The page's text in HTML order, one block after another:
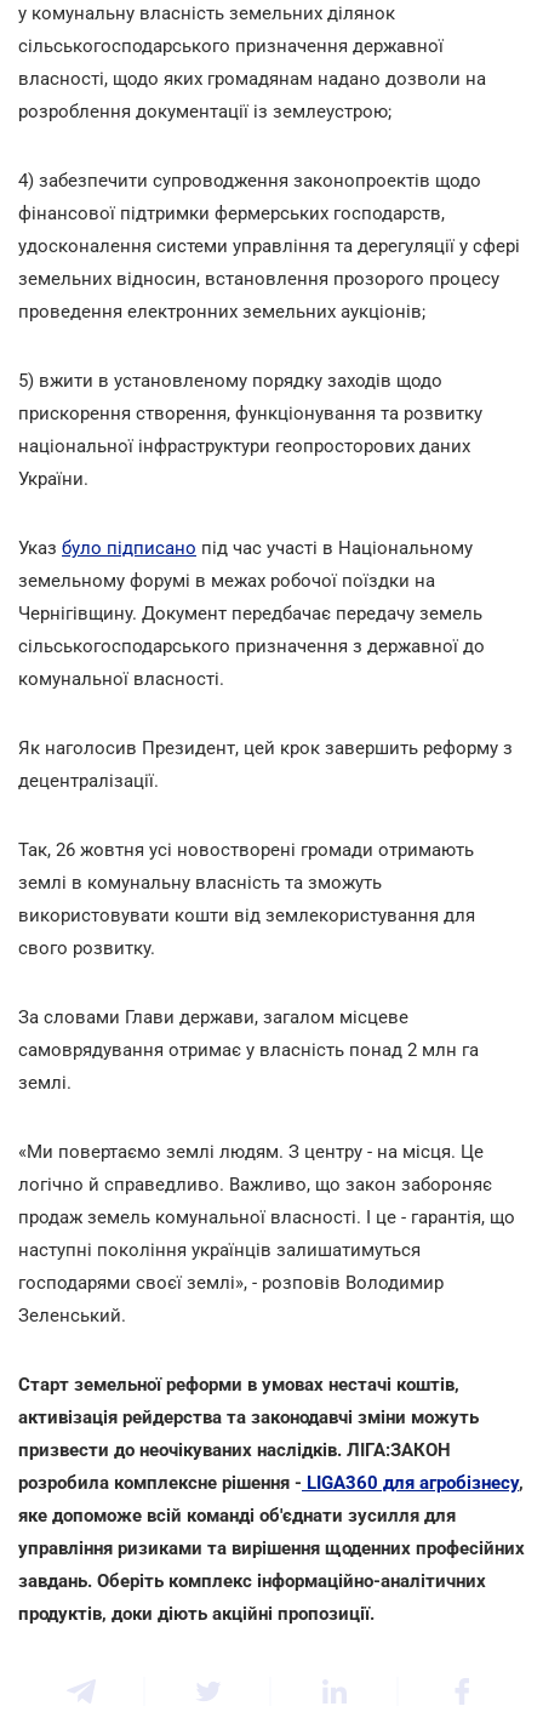
у комунальну власність земельних ділянок
сільськогосподарського призначення державної
власності, щодо яких громадянам надано дозволи на
розроблення документації із землеустрою;
4) забезпечити супроводження законопроектів щодо
фінансової підтримки фермерських господарств,
удосконалення системи управління та дерегуляції у сфері
земельних відносин, встановлення прозорого процесу
проведення електронних земельних аукціонів;
5) вжити в установленому порядку заходів щодо
прискорення створення, функціонування та розвитку
національної інфраструктури геопросторових даних
України.
Указ було підписано під час участі в Національному
земельному форумі в межах робочої поїздки на
Чернігівщину. Документ передбачає передачу земель
сільськогосподарського призначення з державної до
комунальної власності.
Як наголосив Президент, цей крок завершить реформу з
децентралізації.
Так, 26 жовтня усі новостворені громади отримають
землі в комунальну власність та зможуть
використовувати кошти від землекористування для
свого розвитку.
За словами Глави держави, загалом місцеве
самоврядування отримає у власність понад 2 млн га
землі.
«Ми повертаємо землі людям. З центру - на місця. Це
логічно й справедливо. Важливо, що закон забороняє
продаж земель комунальної власності. І це - гарантія, що
наступні покоління українців залишатимуться
господарями своєї землі», - розповів Володимир
Зеленський.
Старт земельної реформи в умовах нестачі коштів,
активізація рейдерства та законодавчі зміни можуть
призвести до неочікуваних наслідків. ЛІГА:ЗАКОН
розробила комплексне рішення - LIGA360 для агробізнесу,
яке допоможе всій команді об'єднати зусилля для
управління ризиками та вирішення щоденних професійних
завдань. Оберіть комплекс інформаційно-аналітичних
продуктів, доки діють акційні пропозиції.